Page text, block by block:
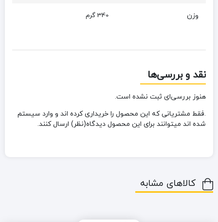
وزن 340 گرم
نقد و بررسی‌ها
هنوز بررسی‌ای ثبت نشده است.
.فقط مشتریانی که این محصول را خریداری کرده اند و وارد سیستم
شده اند میتوانند برای این محصول دیدگاه(نظر) ارسال کنند.
کالاهای مشابه